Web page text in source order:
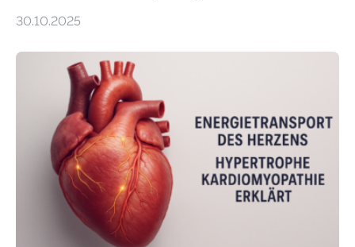
behandelt werden kann. In ihrer aktuellen Studie,
Oncology, zeigen die Forschenden, dass Mini-Tumore
aus Gewebe von Patientinnen und Patienten –
sogenannte Organoide – genutzt werden können, um
vorab zu prüfen, welche Medikamente am besten
wirken. Dabei wurde ein Eiweiß identifiziert, das künftig
als Biomarker für die Wahl der passenden Therapie
dienen könnte. Darmkrebs zählt weltweit zu den
häufigsten Krebsarten und stellt…
30.10.2025